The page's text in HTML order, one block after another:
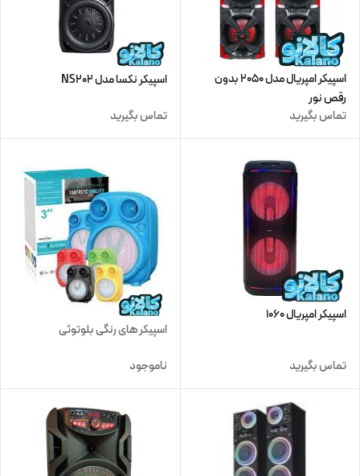
اسپیکر امپریال مدل 2050 بدون
رقص نور
تماس بگیرید
اسپیکر نکسا مدل NS202
تماس بگیرید
اسپیکر امپریال 1060
تماس بگیرید
اسپیکر های رنگی بلوتوثی
ناموجود